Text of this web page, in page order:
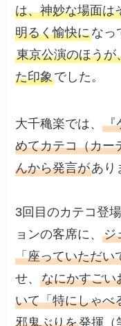
は、神妙な場面は
明るく愉快になっ
東京公演のほうが
た印象でした。
大千穐楽では、『
めてカテコ（カー
んから発言があり
3回目のカテコ登
ョンの客席に、ジ
「座っていただい
せ、なにかすごい
いて「特にしゃべ
邪鬼ぶりを発揮（